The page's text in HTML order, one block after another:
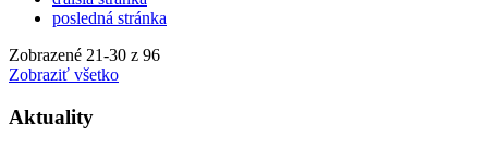
posledná stránka
Zobrazené 21-30 z 96
Zobraziť všetko
Aktuality